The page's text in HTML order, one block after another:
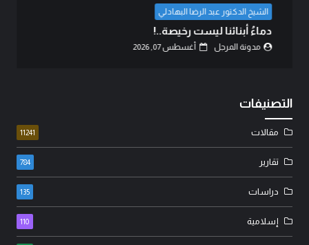
بين حكمة السياسة وأحقاد البدو: كيف تُدار المعارك
بعقول العلماء لا بغيرة ا...
مدونة المرجل أغسطس 07, 2026
التصنيفات
مقالات 11241
تقارير 784
دراسات 135
إسلامية 110